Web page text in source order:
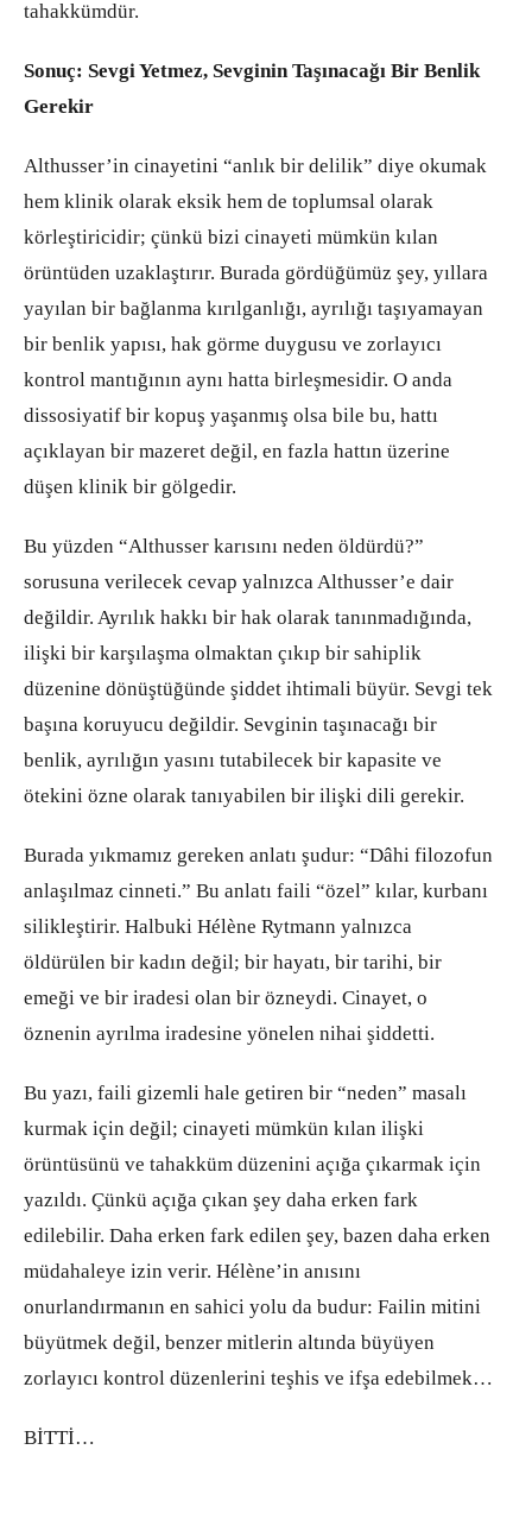
tahakkümdür.
Sonuç: Sevgi Yetmez, Sevginin Taşınacağı Bir Benlik
Gerekir
Althusser’in cinayetini “anlık bir delilik” diye okumak
hem klinik olarak eksik hem de toplumsal olarak
körleştiricidir; çünkü bizi cinayeti mümkün kılan
örüntüden uzaklaştırır. Burada gördüğümüz şey, yıllara
yayılan bir bağlanma kırılganlığı, ayrılığı taşıyamayan
bir benlik yapısı, hak görme duygusu ve zorlayıcı
kontrol mantığının aynı hatta birleşmesidir. O anda
dissosiyatif bir kopuş yaşanmış olsa bile bu, hattı
açıklayan bir mazeret değil, en fazla hattın üzerine
düşen klinik bir gölgedir.
Bu yüzden “Althusser karısını neden öldürdü?”
sorusuna verilecek cevap yalnızca Althusser’e dair
değildir. Ayrılık hakkı bir hak olarak tanınmadığında,
ilişki bir karşılaşma olmaktan çıkıp bir sahiplik
düzenine dönüştüğünde şiddet ihtimali büyür. Sevgi tek
başına koruyucu değildir. Sevginin taşınacağı bir
benlik, ayrılığın yasını tutabilecek bir kapasite ve
ötekini özne olarak tanıyabilen bir ilişki dili gerekir.
Burada yıkmamız gereken anlatı şudur: “Dâhi filozofun
anlaşılmaz cinneti.” Bu anlatı faili “özel” kılar, kurbanı
silikleştirir. Halbuki Hélène Rytmann yalnızca
öldürülen bir kadın değil; bir hayatı, bir tarihi, bir
emeği ve bir iradesi olan bir özneydi. Cinayet, o
öznenin ayrılma iradesine yönelen nihai şiddetti.
Bu yazı, faili gizemli hale getiren bir “neden” masalı
kurmak için değil; cinayeti mümkün kılan ilişki
örüntüsünü ve tahakküm düzenini açığa çıkarmak için
yazıldı. Çünkü açığa çıkan şey daha erken fark
edilebilir. Daha erken fark edilen şey, bazen daha erken
müdahaleye izin verir. Hélène’in anısını
onurlandırmanın en sahici yolu da budur: Failin mitini
büyütmek değil, benzer mitlerin altında büyüyen
zorlayıcı kontrol düzenlerini teşhis ve ifşa edebilmek…
BİTTİ…